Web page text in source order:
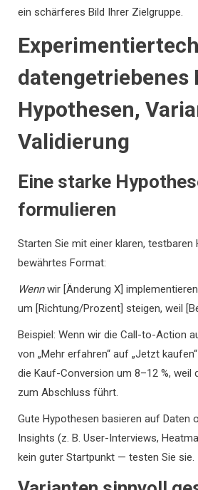
ein schärferes Bild Ihrer Zielgruppe.
datengetriebenes
Hypothesen,
Validierung
Eine starke
formulieren
Starten Sie mit einer klaren, testbaren
bewährtes Format:
Wennwir [Änderung X]
um [Richtung/Prozent] steigen, weil
Beispiel: Wenn wir die Call-to-Action
von „Mehr erfahren“ auf „Jetzt
die Kauf-Conversion um 8–12 %, weil
zum Abschluss führt.
Gute Hypothesen basieren auf Daten
Insights (z. B. User-Interviews,
kein guter Startpunkt — testen Sie sie.